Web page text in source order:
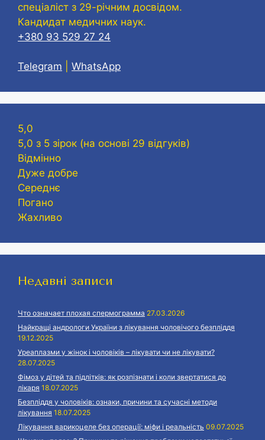
спеціаліст з 29-річним досвідом.
Кандидат медичних наук.
+380 93 529 27 24
Telegram WhatsApp
5,0
5,0 з 5 зірок (на основі 29 відгуків)
Відмінно
Дуже добре
Середнє
Погано
Жахливо
Недавні записи
Что означает плохая спермограмма 27.03.2026
Найкращі андрологи України з лікування чоловічого безпліддя
19.12.2025
Уреаплазми у жінок і чоловіків – лікувати чи не лікувати?
28.07.2025
Фімоз у дітей та підлітків: як розпізнати і коли звертатися до
лікаря 18.07.2025
Безпліддя у чоловіків: ознаки, причини та сучасні методи
лікування 18.07.2025
Лікування варикоцеле без операції: міфи і реальність 09.07.2025